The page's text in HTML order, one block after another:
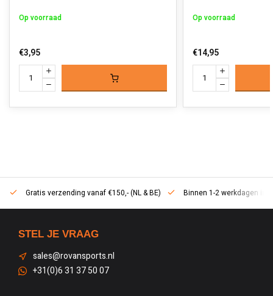
Op voorraad
€3,95
Op voorraad
€14,95
Gratis verzending vanaf €150,- (NL & BE) Binnen 1-2 werkdagen in
STEL JE VRAAG
sales@rovansports.nl
+31(0)6 31 37 50 07